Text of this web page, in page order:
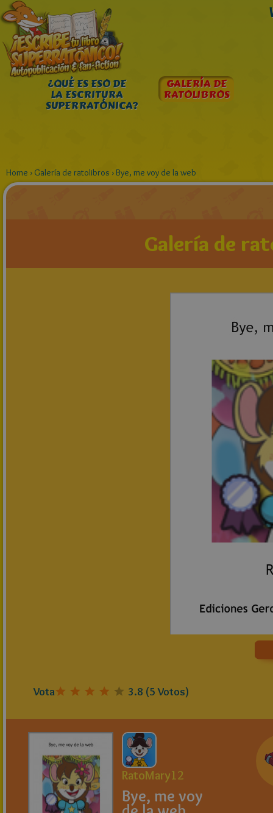
¿QUÉ ES ESO DE
LA ESCRITURA
SUPERRATÓNICA?
GALERÍA DE
RATOLIBROS
Home › Galería de ratolibros ›Bye, me voy de la web
Galería de
Vota 3.8 (5Votos)
RatoMary12
Bye, me voy